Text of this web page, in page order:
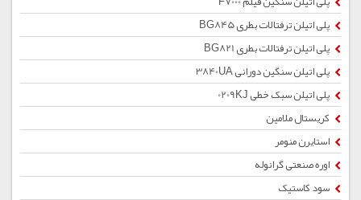
پلی اتیلن ترفتالات بطری BG845
پلی اتیلن ترفتالات بطری BG821
پلی اتیلن سنگین دورانی 3840UA
پلی اتیلن سبک خطی 0209KJ
کریستال ملامین
استایرن منومر
اوره صنعتی گرانوله
سود کاستیک